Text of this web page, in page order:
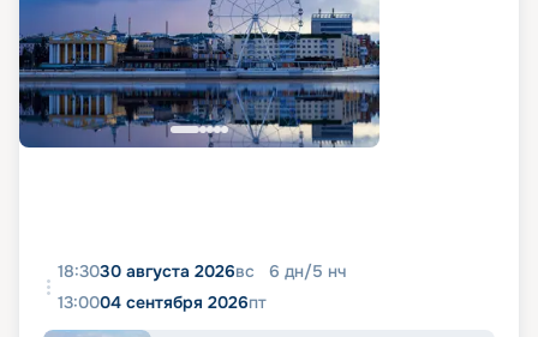
18:3030 августа 2026вс 6 дн/5 нч
13:0004 сентября 2026пт